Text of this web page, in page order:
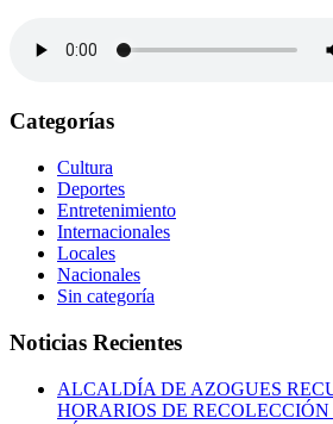
Categorías
Cultura
Deportes
Entretenimiento
Internacionales
Locales
Nacionales
Sin categoría
Noticias Recientes
ALCALDÍA DE AZOGUES
HORARIOS DE RECOLECCIÓN